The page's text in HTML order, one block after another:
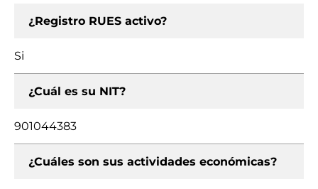
¿Registro RUES activo?
Si
¿Cuál es su NIT?
901044383
¿Cuáles son sus actividades económicas?